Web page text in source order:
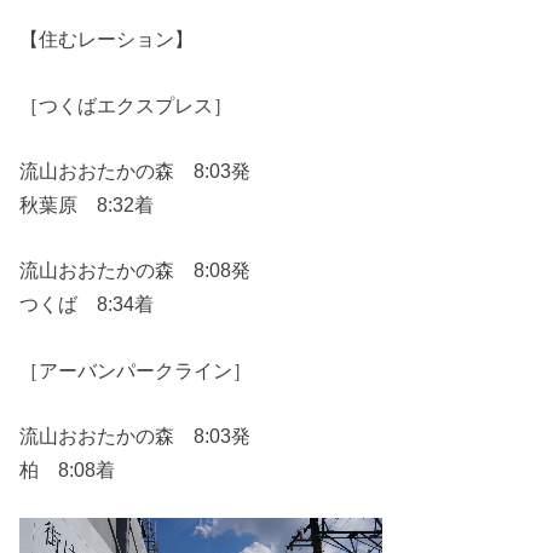
【住むレーション】
［つくばエクスプレス］
流山おおたかの森 8:03発
秋葉原 8:32着
流山おおたかの森 8:08発
つくば 8:34着
［アーバンパークライン］
流山おおたかの森 8:03発
柏 8:08着